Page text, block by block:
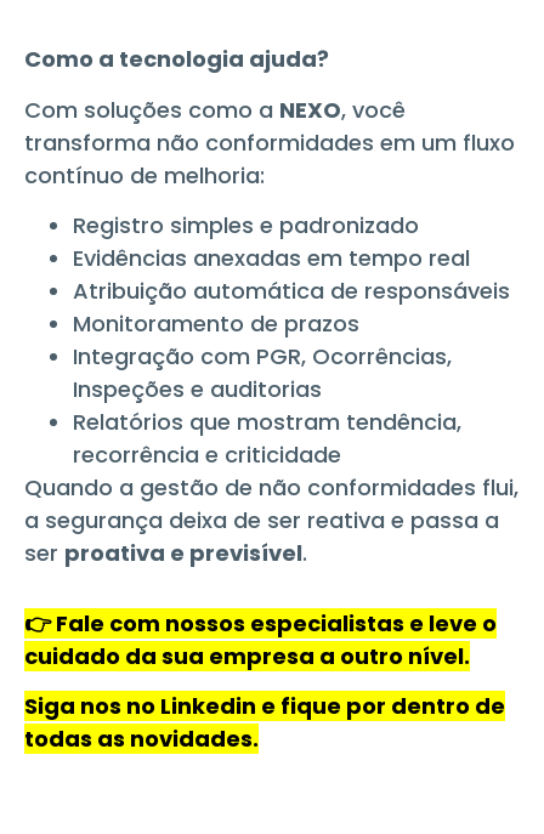
Como a tecnologia ajuda?
Com soluções como a NEXO, você
transforma não conformidades em um fluxo
contínuo de melhoria:
Registro simples e padronizado
Evidências anexadas em tempo real
Atribuição automática de responsáveis
Monitoramento de prazos
Integração com PGR, Ocorrências,
Inspeções e auditorias
Relatórios que mostram tendência,
recorrência e criticidade
Quando a gestão de não conformidades flui,
a segurança deixa de ser reativa e passa a
ser proativa e previsível.
👉 Fale com nossos especialistas e leve o
cuidado da sua empresa a outro nível.
Siga nos no Linkedin e fique por dentro de
todas as novidades.